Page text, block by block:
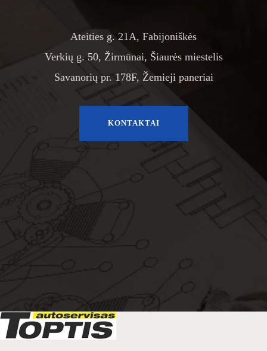
Ateities g. 21A, Fabijoniškės
Verkių g. 50, Žirmūnai, Šiaurės miestelis
Savanorių pr. 178F, Žemieji paneriai
KONTAKTAI